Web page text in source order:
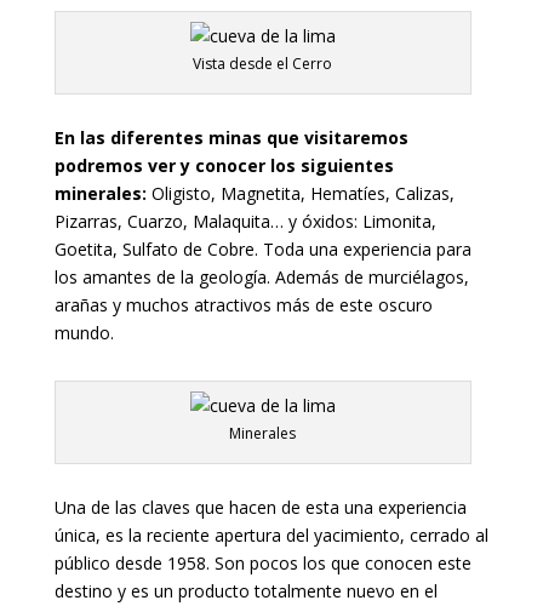
Vista desde el Cerro
En las diferentes minas que visitaremos
podremos ver y conocer los siguientes
minerales: Oligisto, Magnetita, Hematíes, Calizas,
Pizarras, Cuarzo, Malaquita… y óxidos: Limonita,
Goetita, Sulfato de Cobre. Toda una experiencia para
los amantes de la geología. Además de murciélagos,
arañas y muchos atractivos más de este oscuro
mundo.
Minerales
Una de las claves que hacen de esta una experiencia
única, es la reciente apertura del yacimiento, cerrado al
público desde 1958. Son pocos los que conocen este
destino y es un producto totalmente nuevo en el